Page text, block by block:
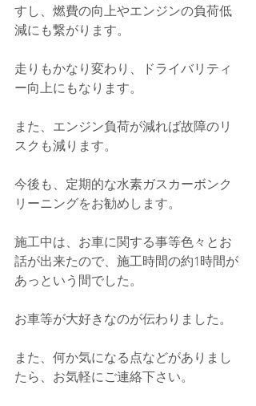
すし、燃費の向上やエンジンの負荷低
減にも繋がります。
走りもかなり変わり、ドライバリティ
ー向上にもなります。
また、エンジン負荷が減れば故障のリ
スクも減ります。
今後も、定期的な水素ガスカーボンク
リーニングをお勧めします。
施工中は、お車に関する事等色々とお
話が出来たので、施工時間の約1時間が
あっという間でした。
お車等が大好きなのが伝わりました。
また、何か気になる点などがありまし
たら、お気軽にご連絡下さい。